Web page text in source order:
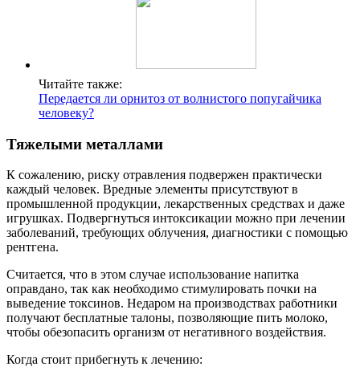
Читайте также:
Передается ли орнитоз от волнистого попугайчика
человеку?
Тяжелыми металлами
К сожалению, риску отравления подвержен практически
каждый человек. Вредные элементы присутствуют в
промышленной продукции, лекарственных средствах и даже
игрушках. Подвергнуться интоксикации можно при лечении
заболеваний, требующих облучения, диагностики с помощью
рентгена.
Считается, что в этом случае использование напитка
оправдано, так как необходимо стимулировать почки на
выведение токсинов. Недаром на производствах работники
получают бесплатные талоны, позволяющие пить молоко,
чтобы обезопасить организм от негативного воздействия.
Когда стоит прибегнуть к лечению: